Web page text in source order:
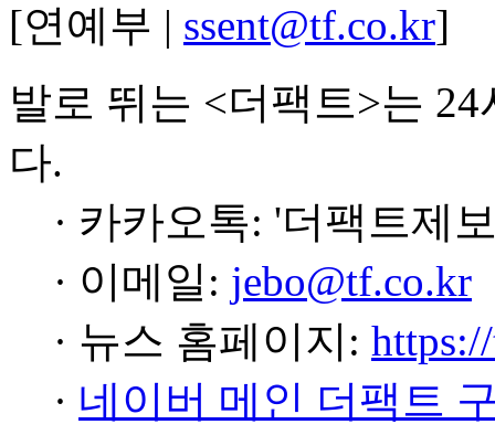
[연예부 | ssent@tf.co.kr]
발로 뛰는 <더팩트>는
다.
· 카카오톡: '더팩트제
· 이메일: jebo@tf.co.kr
· 뉴스 홈페이지:
· 네이버 메인 더팩트